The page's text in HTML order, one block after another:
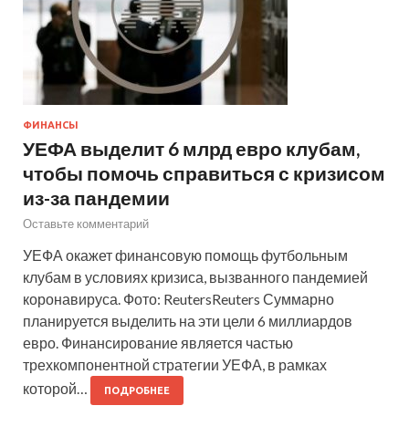
ФИНАНСЫ
УЕФА выделит 6 млрд евро клубам,
чтобы помочь справиться с кризисом
из-за пандемии
Оставьте комментарий
УЕФА окажет финансовую помощь футбольным
клубам в условиях кризиса, вызванного пандемией
коронавируса. Фото: ReutersReuters Суммарно
планируется выделить на эти цели 6 миллиардов
евро. Финансирование является частью
трехкомпонентной стратегии УЕФА, в рамках
которой…
ПОДРОБНЕЕ